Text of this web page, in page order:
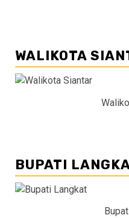
WALIKOTA
BUPATI